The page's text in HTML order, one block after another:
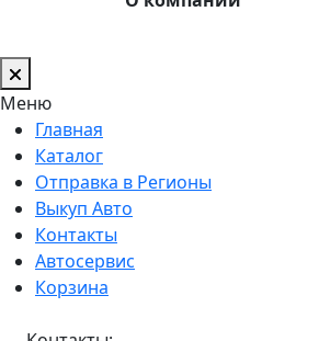
Меню
Главная
Каталог
Отправка в Регионы
Выкуп Авто
Контакты
Автосервис
Корзина